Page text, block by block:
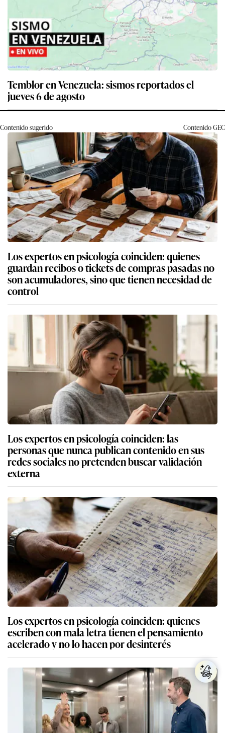
Temblor en Venezuela: sismos reportados el
jueves 6 de agosto
Contenido sugerido ContenidoGEC
Los expertos en psicología coinciden: quienes
guardan recibos o tickets de compras pasadas no
son acumuladores, sino que tienen necesidad de
control
Los expertos en psicología coinciden: las
personas que nunca publican contenido en sus
redes sociales no pretenden buscar validación
externa
Los expertos en psicología coinciden: quienes
escriben con mala letra tienen el pensamiento
acelerado y no lo hacen por desinterés